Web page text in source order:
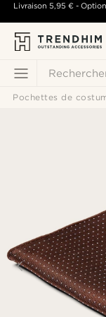
Livraison 5,95 €-
Pochettes de